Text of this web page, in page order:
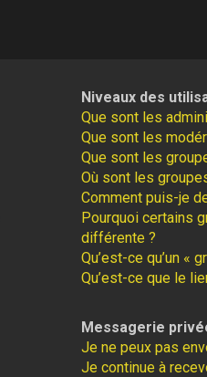
Niveaux des
Que sont les
Que sont les
Que sont les
Où sont les
Comment puis-je
Pourquoi certains
différente ?
Qu’est-ce qu’un «
Qu’est-ce que le
Messagerie
Je ne peux pas
Je continue à